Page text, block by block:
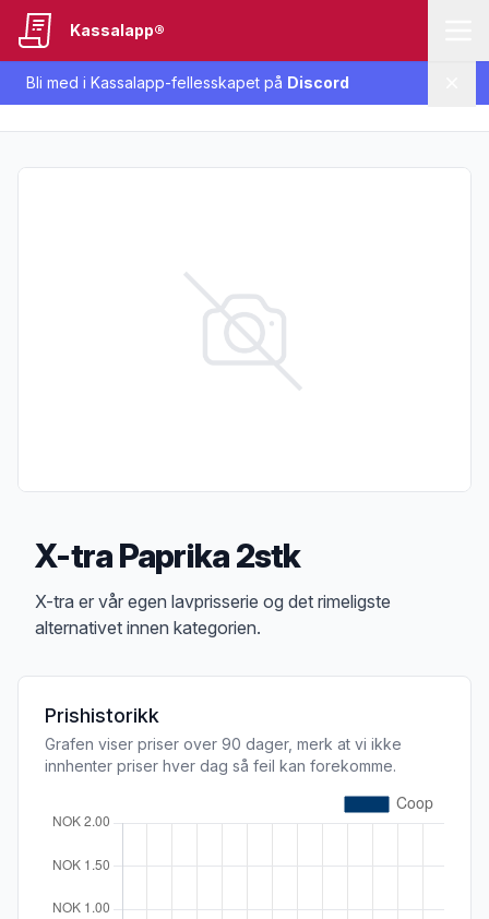
Bli med i Kassalapp-fellesskapet på Discord
Kassalapp®
X-tra Paprika 2stk
Produktbeskrivelse
X-tra er vår egen lavprisserie og det rimeligste
alternativet innen kategorien.
Prishistorikk
Grafen viser priser over 90 dager, merk at vi ikke
innhenter priser hver dag så feil kan forekomme.